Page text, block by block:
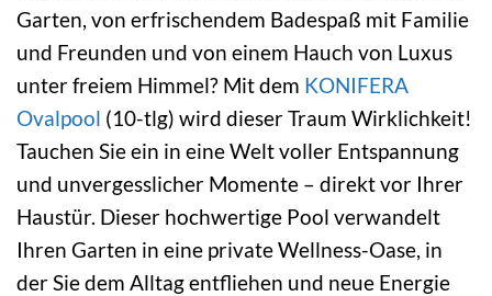
Garten, von erfrischendem Badespaß mit Familie
und Freunden und von einem Hauch von Luxus
unter freiem Himmel? Mit dem KONIFERA
Ovalpool (10-tlg) wird dieser Traum Wirklichkeit!
Tauchen Sie ein in eine Welt voller Entspannung
und unvergesslicher Momente – direkt vor Ihrer
Haustür. Dieser hochwertige Pool verwandelt
Ihren Garten in eine private Wellness-Oase, in
der Sie dem Alltag entfliehen und neue Energie